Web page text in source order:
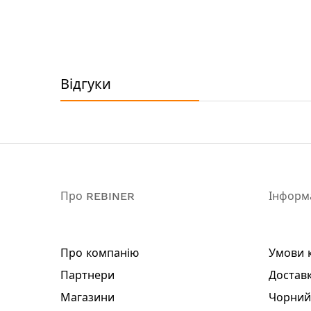
Відгуки
Про REBINER
Про компанію
Партнери
Магазини
Умови